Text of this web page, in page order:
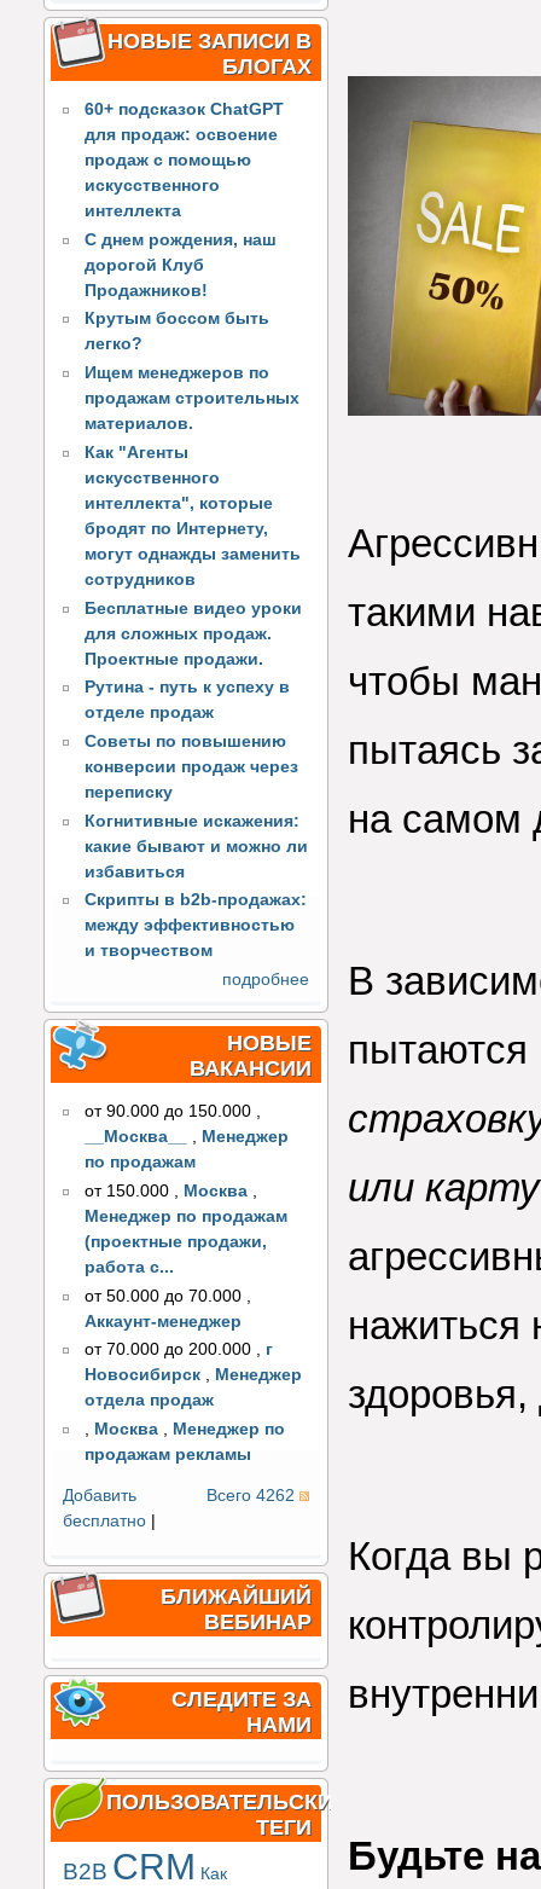
НОВЫЕ ЗАПИСИ В
БЛОГАХ
60+ подсказок ChatGPT
для продаж: освоение
продаж с помощью
искусственного
интеллекта
С днем рождения, наш
дорогой Клуб
Продажников!
Крутым боссом быть
легко?
Ищем менеджеров по
продажам строительных
материалов.
Как "Агенты
искусственного
интеллекта", которые
бродят по Интернету,
могут однажды заменить
сотрудников
Бесплатные видео уроки
для сложных продаж.
Проектные продажи.
Рутина - путь к успеху в
отделе продаж
Советы по повышению
конверсии продаж через
переписку
Когнитивные искажения:
какие бывают и можно ли
избавиться
Скрипты в b2b-продажах:
между эффективностью
и творчеством
подробнее
НОВЫЕ
ВАКАНСИИ
от 90.000 до 150.000 ,
__Москва__
, Менеджер
по продажам
от 150.000
Москва
Менеджер по продажам
(проектные продажи,
работа с...
от 50.000 до 70.000
Аккаунт-менеджер
от 70.000 до 200.000 , г
Новосибирск , Менеджер
отдела продаж
, Москва , Менеджер по
продажам рекламы
Всего 4262
Добавить
бесплатно
БЛИЖАЙШИЙ
ВЕБИНАР
СЛЕДИТЕ ЗА
НАМИ
ПОЛЬЗОВАТЕЛЬСКИЕ
ТЕГИ
B2B CRM Как
такими
чтобы
пытаясь
на самом
В
или
нажиться
Когда вы
Будьте